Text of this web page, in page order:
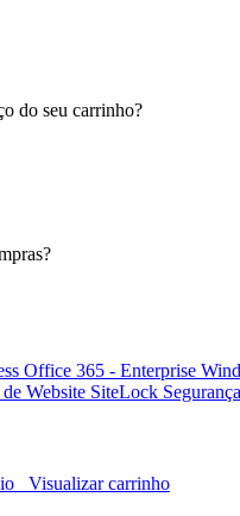
do seu carrinho?
Office 365 - Enterprise
Website SiteLock
Visualizar carrinho